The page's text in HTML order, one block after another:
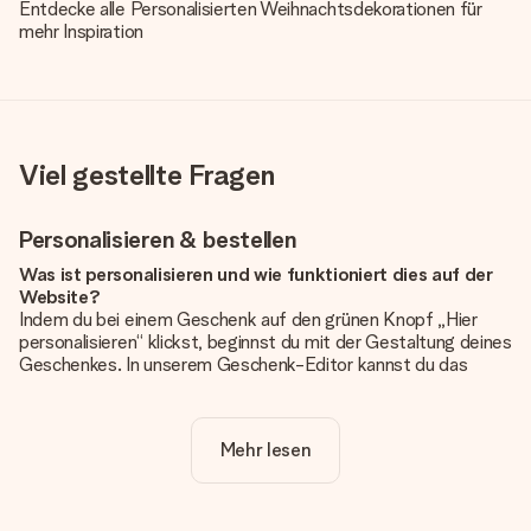
Entdecke alle Personalisierten Weihnachtsdekorationen für
mehr Inspiration
Viel gestellte Fragen
Personalisieren & bestellen
Was ist personalisieren und wie funktioniert dies auf der
Website?
Indem du bei einem Geschenk auf den grünen Knopf „Hier
personalisieren“ klickst, beginnst du mit der Gestaltung deines
Geschenkes. In unserem Geschenk-Editor kannst du das
noch eines unserer angebotenen Designs, um deinem
Geschenk die perfekte Ausstrahlung zu verleihen.
Mehr lesen